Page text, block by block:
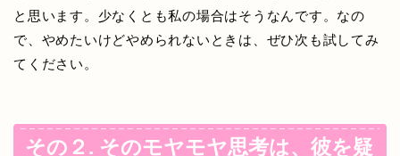
と思います。少なくとも私の場合はそうなんです。なの
で、やめたいけどやめられないときは、ぜひ次も試してみ
てください。
その２. そのモヤモヤ思考は、彼を疑